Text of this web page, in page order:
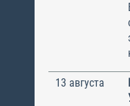
13 августа